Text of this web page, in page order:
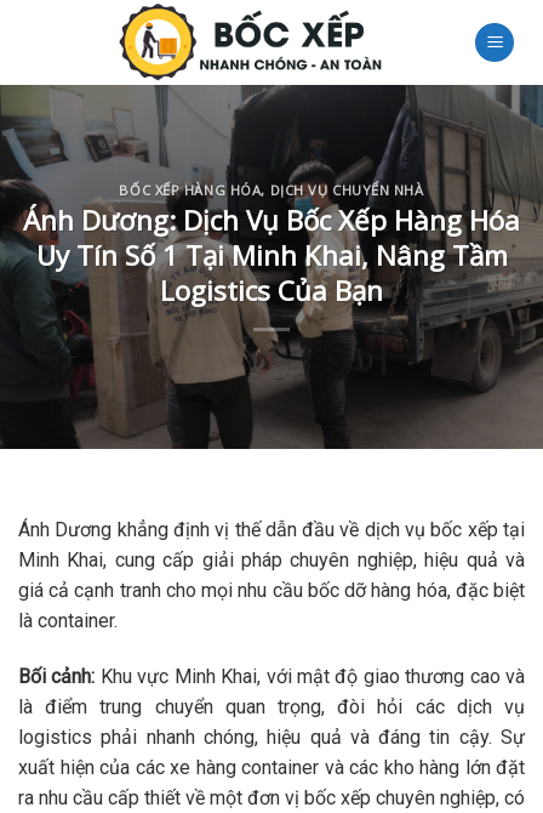
BỐC XẾP HÀNG HÓA, DỊCH VỤ CHUYỂN NHÀ
Ánh Dương: Dịch Vụ Bốc Xếp Hàng Hóa
Uy Tín Số 1 Tại Minh Khai, Nâng Tầm
Logistics Của Bạn
Ánh Dương khẳng định vị thế dẫn đầu về dịch vụ bốc xếp tại
Minh Khai, cung cấp giải pháp chuyên nghiệp, hiệu quả và
giá cả cạnh tranh cho mọi nhu cầu bốc dỡ hàng hóa, đặc biệt
là container.
Bối cảnh: Khu vực Minh Khai, với mật độ giao thương cao và
là điểm trung chuyển quan trọng, đòi hỏi các dịch vụ
logistics phải nhanh chóng, hiệu quả và đáng tin cậy. Sự
xuất hiện của các xe hàng container và các kho hàng lớn đặt
ra nhu cầu cấp thiết về một đơn vị bốc xếp chuyên nghiệp, có